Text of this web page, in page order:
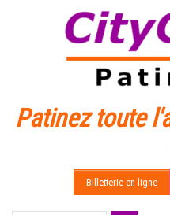
Patinez toute
Billetterie en ligne